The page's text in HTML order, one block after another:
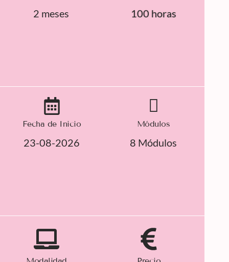
2 meses 100 horas
Fecha de Inicio
23-08-2026
Módulos
8 Módulos